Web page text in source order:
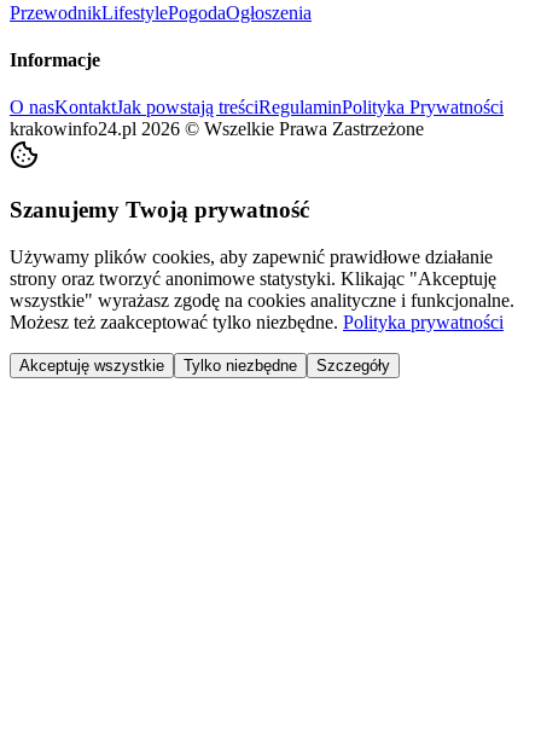
PrzewodnikLifestylePogodaOgłoszenia
Informacje
O nasKontaktJak powstają treściRegulaminPolityka Prywatności
krakowinfo24.pl 2026 © Wszelkie Prawa Zastrzeżone
Szanujemy Twoją prywatność
Używamy plików cookies, aby zapewnić prawidłowe działanie
strony oraz tworzyć anonimowe statystyki. Klikając "Akceptuję
wszystkie" wyrażasz zgodę na cookies analityczne i funkcjonalne.
Możesz też zaakceptować tylko niezbędne. Polityka prywatności
Akceptuję wszystkie Tylko niezbędne Szczegóły